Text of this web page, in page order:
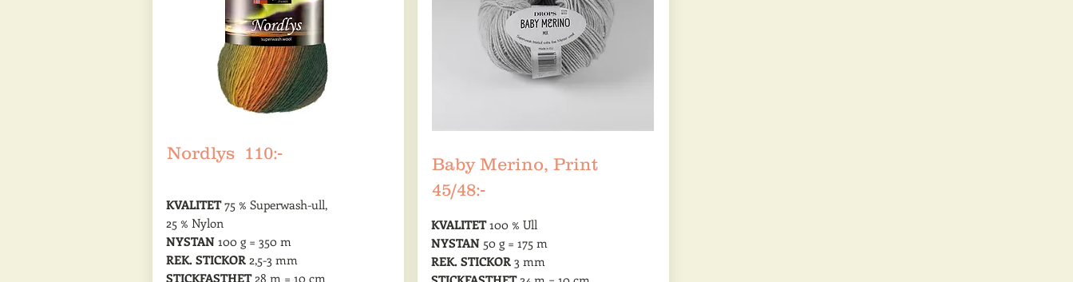
Nordlys 110:-
KVALITET75 % Superwash-ull,
25 % Nylon
NYSTAN100 g = 350 m
REK. STICKOR 2,5-3 mm
STICKFASTHET28 m = 10 cm
Baby Merino, Print
45/48:-
KVALITET100 % Ull
NYSTAN50 g = 175 m
REK. STICKOR 3 mm